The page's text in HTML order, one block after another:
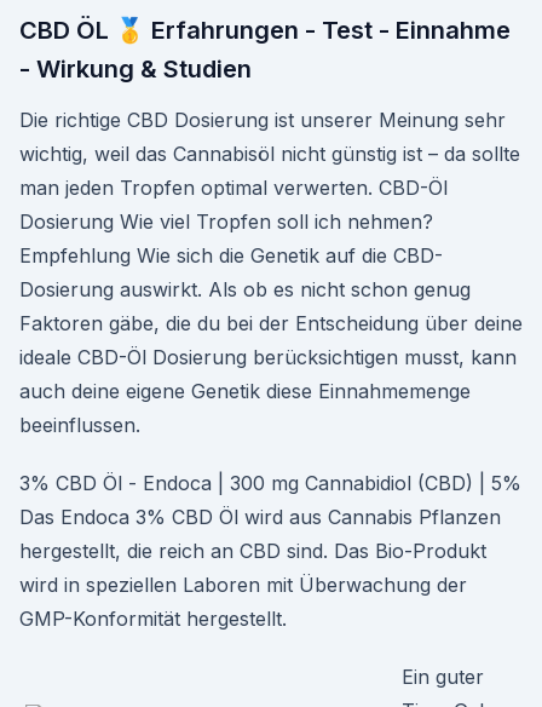
CBD ÖL 🥇 Erfahrungen - Test - Einnahme
- Wirkung & Studien
Die richtige CBD Dosierung ist unserer Meinung sehr
wichtig, weil das Cannabisöl nicht günstig ist – da sollte
man jeden Tropfen optimal verwerten. CBD-Öl
Dosierung Wie viel Tropfen soll ich nehmen?
Empfehlung Wie sich die Genetik auf die CBD-
Dosierung auswirkt. Als ob es nicht schon genug
Faktoren gäbe, die du bei der Entscheidung über deine
ideale CBD-Öl Dosierung berücksichtigen musst, kann
auch deine eigene Genetik diese Einnahmemenge
beeinflussen.
3% CBD Öl - Endoca | 300 mg Cannabidiol (CBD) | 5%
Das Endoca 3% CBD Öl wird aus Cannabis Pflanzen
hergestellt, die reich an CBD sind. Das Bio-Produkt
wird in speziellen Laboren mit Überwachung der
GMP-Konformität hergestellt.
Ein guter